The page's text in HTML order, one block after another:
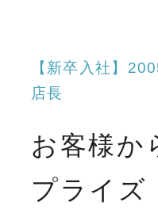
Reason
News
【新卒入社】
店長
お客様か
プライズ